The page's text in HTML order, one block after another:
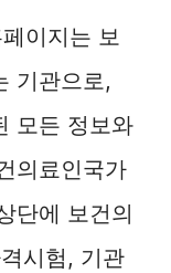
이지는 보
기관으로,
모든 정보와
의료인국가
단에 보건의
시험, 기관